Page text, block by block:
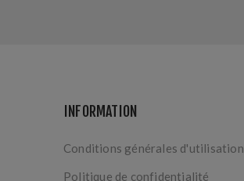
INFORMATION
Conditions générales d'utilisation
Politique de confidentialité